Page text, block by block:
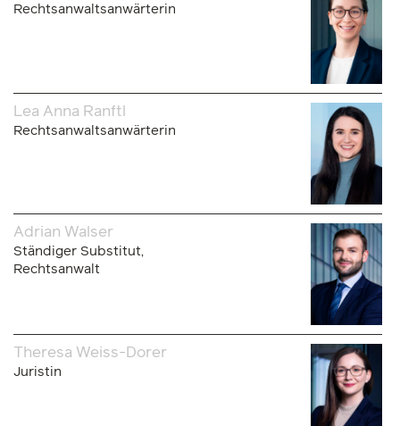
Rechtsanwaltsanwärterin
Lea Anna Ranftl
Rechtsanwaltsanwärterin
Adrian Walser
Ständiger Substitut,
Rechtsanwalt
Theresa Weiss-Dorer
Juristin